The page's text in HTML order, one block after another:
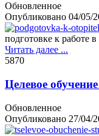
Обновленное
Опубликовано 04/05/
подготовке к работе
Читать далее ...
5870
Целевое
Обновленное
Опубликовано 27/04/